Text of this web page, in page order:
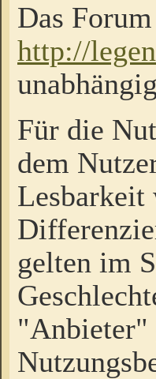
Das
http://
Für die
dem
Lesbarkeit
gelten im
"Anbieter"